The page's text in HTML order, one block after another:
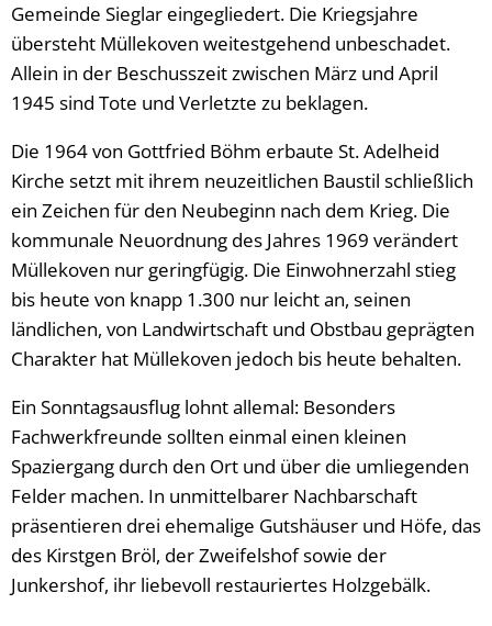
Gemeinde Sieglar eingegliedert. Die Kriegsjahre
übersteht Müllekoven weitestgehend unbeschadet.
Allein in der Beschusszeit zwischen März und April
1945 sind Tote und Verletzte zu beklagen.
Die 1964 von Gottfried Böhm erbaute St. Adelheid
Kirche setzt mit ihrem neuzeitlichen Baustil schließlich
ein Zeichen für den Neubeginn nach dem Krieg. Die
kommunale Neuordnung des Jahres 1969 verändert
Müllekoven nur geringfügig. Die Einwohnerzahl stieg
bis heute von knapp 1.300 nur leicht an, seinen
ländlichen, von Landwirtschaft und Obstbau geprägten
Charakter hat Müllekoven jedoch bis heute behalten.
Ein Sonntagsausflug lohnt allemal: Besonders
Fachwerkfreunde sollten einmal einen kleinen
Spaziergang durch den Ort und über die umliegenden
Felder machen. In unmittelbarer Nachbarschaft
präsentieren drei ehemalige Gutshäuser und Höfe, das
des Kirstgen Bröl, der Zweifelshof sowie der
Junkershof, ihr liebevoll restauriertes Holzgebälk.